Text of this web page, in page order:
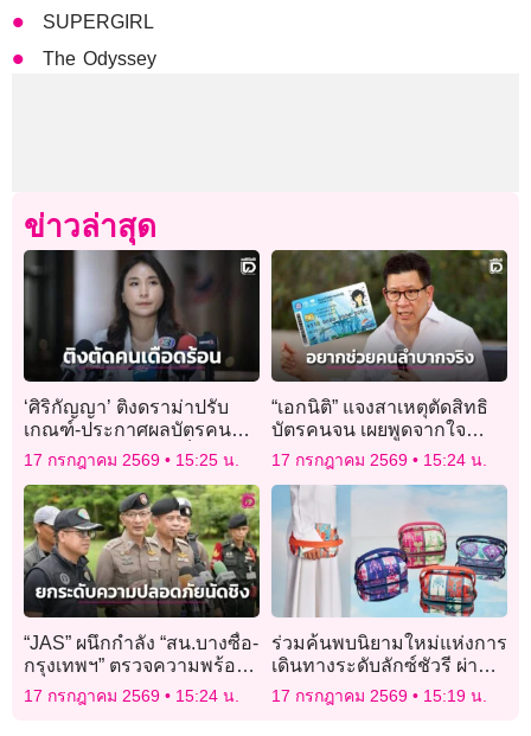
SUPERGIRL
The Odyssey
ข่าวล่าสุด
‘ศิริกัญญา’ ติงดราม่าปรับ
เกณฑ์-ประกาศผลบัตรคนจน
รอบใหม่ เข้มงวด-แข็งตัวเกิน
17 กรกฎาคม 2569 15:25 น.
“เอกนิติ” แจงสาเหตุตัดสิทธิ
บัตรคนจน เผยพูดจากใจ
“อยากช่วยคนลำบากจริงๆ”
17 กรกฎาคม 2569 15:24 น.
“JAS” ผนึกกำลัง “สน.บางซื่อ-
กรุงเทพฯ” ตรวจความพร้อม
ยกระดับความปลอดภัย
รองรับแฟนบอลนัดชิง
17 กรกฎาคม 2569 15:24 น.
ร่วมค้นพบนิยามใหม่แห่งการ
เดินทางระดับลักซ์ชัวรี ผ่าน
Amenity Kit จากการบินไทย
และ SIRIVANNAVARI
17 กรกฎาคม 2569 15:19 น.